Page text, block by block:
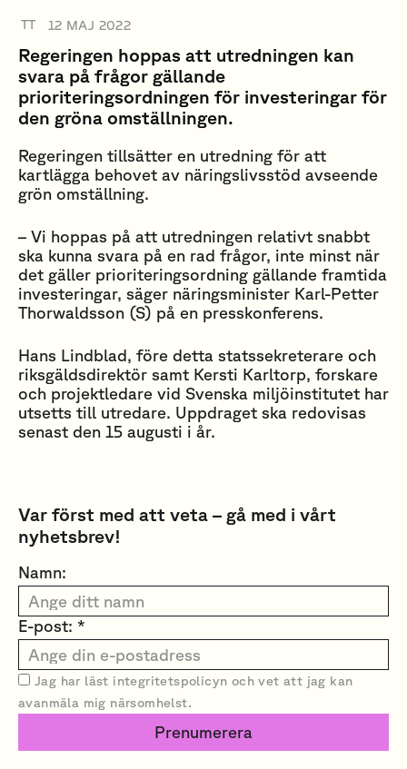
TT 12 MAJ 2022
Regeringen hoppas att utredningen kan
svara på frågor gällande
prioriteringsordningen för investeringar för
den gröna omställningen.
Regeringen tillsätter en utredning för att
kartlägga behovet av näringslivsstöd avseende
grön omställning.
– Vi hoppas på att utredningen relativt snabbt
ska kunna svara på en rad frågor, inte minst när
det gäller prioriteringsordning gällande framtida
investeringar, säger näringsminister Karl-Petter
Thorwaldsson (S) på en presskonferens.
Hans Lindblad, före detta statssekreterare och
riksgäldsdirektör samt Kersti Karltorp, forskare
och projektledare vid Svenska miljöinstitutet har
utsetts till utredare. Uppdraget ska redovisas
senast den 15 augusti i år.
Var först med att veta – gå med i vårt
nyhetsbrev!
Namn:
E-post: *
Jag har läst integritetspolicyn och vet att jag kan
avanmäla mig närsomhelst.
Prenumerera